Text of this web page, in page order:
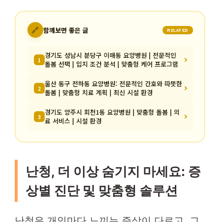
🔗 함께보면 좋은 글 RELATED
1 경기도 성남시 분당구 이매동 요양병원 | 전문적인
돌봄 선택 | 입지 조건 분석 | 맞춤형 케어 프로그램
2 울산 동구 전하동 요양병원: 전문적인 간호와 따뜻한
돌봄 | 맞춤형 치료 계획 | 최신 시설 환경
3 경기도 양주시 회천1동 요양병원 | 맞춤형 돌봄 | 의
료 서비스 | 시설 환경
난청, 더 이상 숨기지 마세요: 증
상별 진단 및 맞춤형 솔루션